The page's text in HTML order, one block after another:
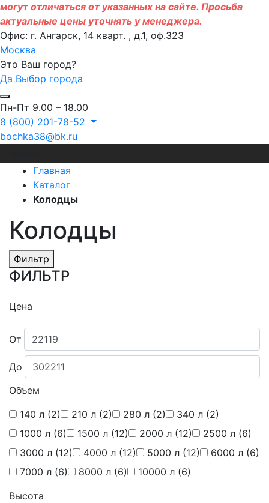
могут отличаться от указанных на сайте. Просьба
актуальные цены уточнять у менеджера.
Офис: г. Ангарск, 14 кварт. , д.1, оф.323
Москва
Это Ваш город?
Да Выбор города
Пн-Пт 9.00 – 18.00
8 (800) 201-78-52
bochka38@bk.ru
Главная
Каталог
Колодцы
Колодцы
Фильтр
ФИЛЬТР
Цена
От
До
Объем
140 л (2) 210 л (2) 280 л (2) 340 л (2)
1000 л (6) 1500 л (12) 2000 л (12) 2500 л (6)
3000 л (12) 4000 л (12) 5000 л (12) 6000 л (6)
7000 л (6) 8000 л (6) 10000 л (6)
Высота